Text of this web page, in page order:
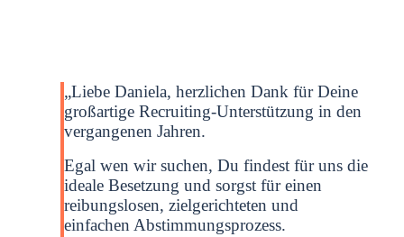
„Liebe Daniela, herzlichen Dank für Deine
großartige Recruiting-Unterstützung in den
vergangenen Jahren.
Egal wen wir suchen, Du findest für uns die
ideale Besetzung und sorgst für einen
reibungslosen, zielgerichteten und
einfachen Abstimmungsprozess.